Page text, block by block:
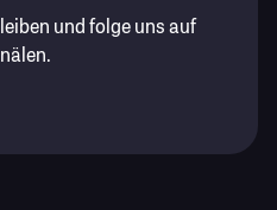
und folge uns auf